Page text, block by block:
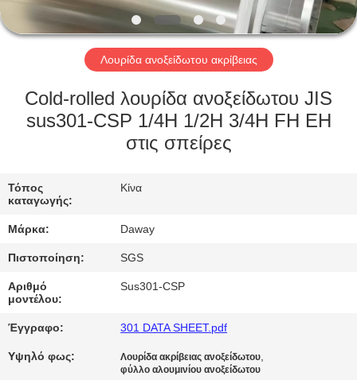
ΠΕΡΊΠΟΥ
ΕΜΕΊΣ
ΓΎΡΟΣ
ΕΡΓΟΣΤΑΣΊΩΝ
ΈΛΕΓΧΟΣ
ΜΑΣ
ΕΛΆΤΕ
ΣΕ
ΕΠΑΦΉ
ΜΕ
Λουρίδα ανοξείδωτου ακρίβειας
Cold-rolled λουρίδα ανοξείδωτου JIS
sus301-CSP 1/4H 1/2H 3/4H FH EH
στις σπείρες
Τόπος
καταγωγής:
Κίνα
Μάρκα: Daway
Πιστοποίηση: SGS
Αριθμό
μοντέλου:
Sus301-CSP
Έγγραφο: 301 DATA SHEET.pdf
Υψηλό φως: Λουρίδα ακρίβειας ανοξείδωτου,
φύλλο αλουμινίου ανοξείδωτου